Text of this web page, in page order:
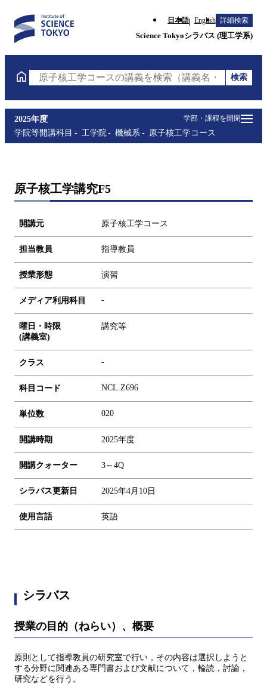
日本語 English 詳細検索
Science Tokyoシラバス (理工学系)
原子核工学コースの講義を検索（講義名・科目コード
検索
学部・課程を開閉
2025年度
学院等開講科目
工学院 機械系 原子核工学コース
原子核工学講究F5
開講元 原子核工学コース
担当教員 指導教員
授業形態 演習
メディア利用科目 -
曜日・時限
(講義室)
講究等
クラス -
科目コード NCL.Z696
単位数 020
開講時期 2025年度
開講クォーター 3～4Q
シラバス更新日 2025年4月10日
使用言語 英語
シラバス
授業の目的（ねらい）、概要
原則として指導教員の研究室で行い，その内容は選択しようと
する分野に関連ある専門書および文献について，輪読，討論，
研究などを行う。